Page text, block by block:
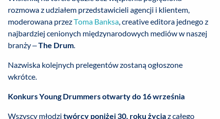
rozmowa z udziałem przedstawicieli agencji i klientem,
moderowana przezToma Banksa, creative editora jednego z
najbardziej cenionych międzynarodowych mediów w naszej
branży –The Drum.
Nazwiska kolejnych prelegentów zostaną ogłoszone
wkrótce.
Konkurs Young Drummers otwarty do 16 września
Wszyscy młodzi twórcy poniżej 30. roku życiaz całego